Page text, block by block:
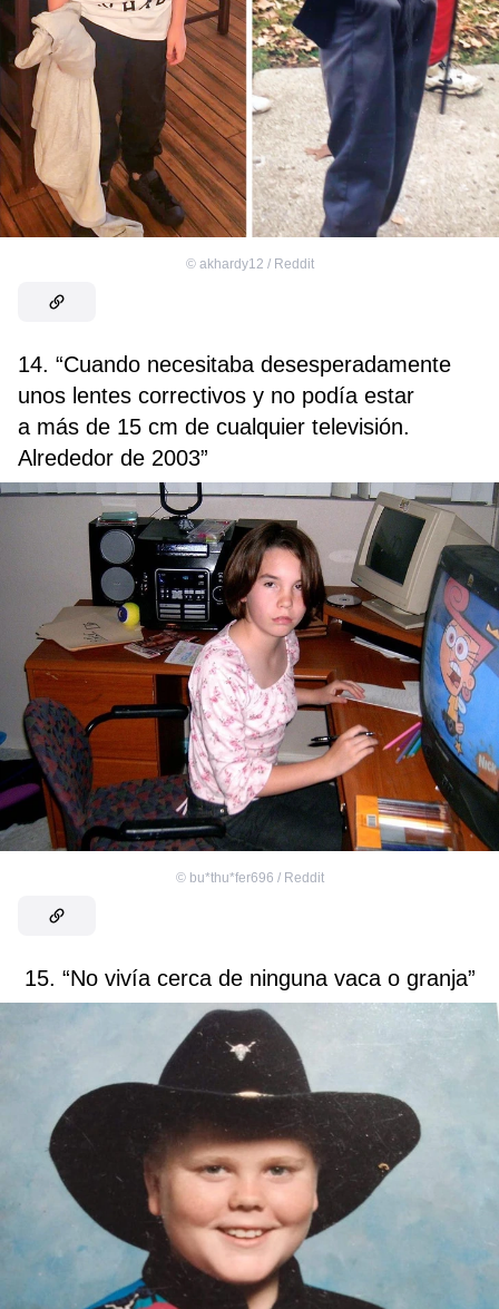
© akhardy12 / Reddit
14. “Cuando necesitaba desesperadamente
unos lentes correctivos y no podía estar
a más de 15 cm de cualquier televisión.
Alrededor de 2003”
© bu*thu*fer696 / Reddit
15. “No vivía cerca de ninguna vaca o granja”